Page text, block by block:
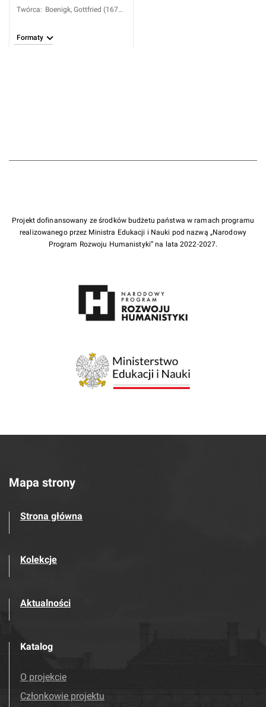
Twórca: Boenigk, Gottfried (1670-
Formaty
Projekt dofinansowany ze środków budżetu państwa w ramach programu
realizowanego przez Ministra Edukacji i Nauki pod nazwą „Narodowy
Program Rozwoju Humanistyki” na lata 2022-2027.
Mapa strony
Strona główna
Kolekcje
Aktualności
Katalog
O projekcie
Członkowie projektu